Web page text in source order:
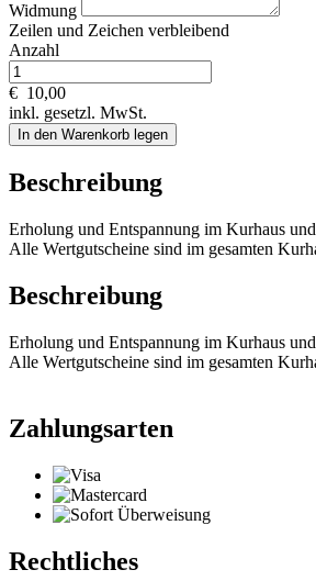
Widmung
Zeilen und Zeichen verbleibend
Anzahl
€ 10,00
inkl. gesetzl. MwSt.
In den Warenkorb legen
Beschreibung
Erholung und Entspannung im Kurhaus
Alle Wertgutscheine sind im gesamten
Beschreibung
Erholung und Entspannung im Kurhaus
Alle Wertgutscheine sind im gesamten
Zahlungsarten
Rechtliches